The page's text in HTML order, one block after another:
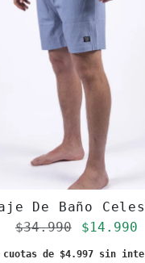
Toke
De Baño
Precio regular
$34.990 Precio
$14.990
cuotas de $4.997 sin